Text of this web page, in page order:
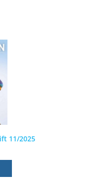
11/2025